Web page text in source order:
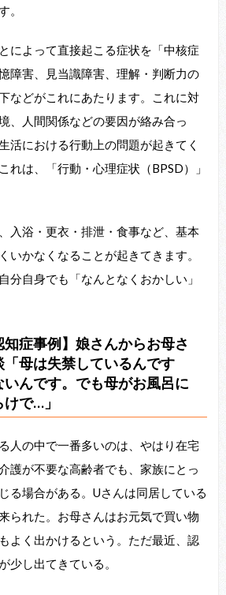
。
によって直接起こる症状を「中核症
障害、見当識障害、理解・判断力の
などがこれにあたります。これに対
、人間関係などの要因が絡み合っ
活における行動上の問題が起きてく
れは、「行動・心理症状（BPSD）」
入浴・更衣・排泄・食事など、基本
いかなくなることが起きてきます。
分自身でも「なんとなくおかしい」
知症事例】娘さんからお母さ
「母は失禁しているんです
んです。でも母がお風呂に
で…」
人の中で一番多いのは、やはり在宅
護が不要な高齢者でも、家族にとっ
る場合がある。Uさんは同居している
られた。お母さんはお元気で買い物
よく出かけるという。ただ最近、認
少し出てきている。